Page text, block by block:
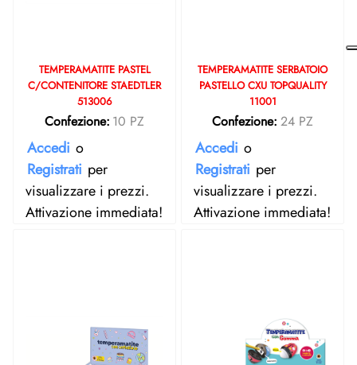
TEMPERAMATITE PASTEL
C/CONTENITORE STAEDTLER
513006
Confezione: 10 PZ
Accedi o
Registrati per
visualizzare i prezzi.
Attivazione immediata!
TEMPERAMATITE SERBATOIO
PASTELLO CXU TOPQUALITY
11001
Confezione: 24 PZ
Accedi o
Registrati per
visualizzare i prezzi.
Attivazione immediata!